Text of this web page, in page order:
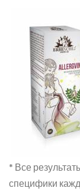
* Все
специфики